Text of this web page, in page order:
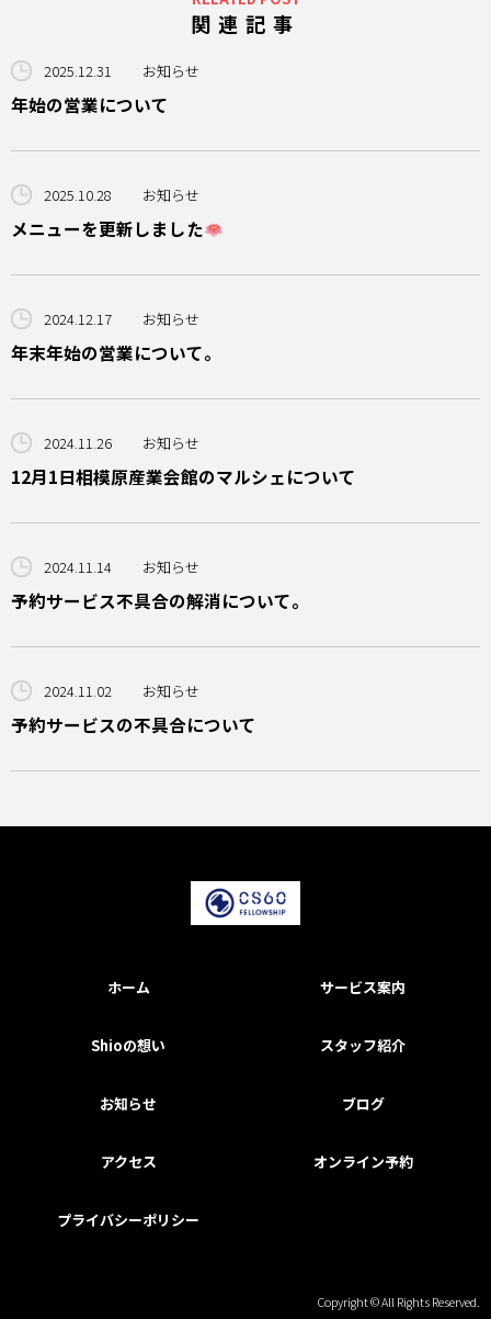
関連記事
2025.12.31 お知らせ
年始の営業について
2025.10.28 お知らせ
メニューを更新しました
2024.12.17 お知らせ
年末年始の営業について。
2024.11.26 お知らせ
12月1日相模原産業会館のマルシェについて
2024.11.14 お知らせ
予約サービス不具合の解消について。
2024.11.02 お知らせ
予約サービスの不具合について
ホーム サービス案内
Shioの想い スタッフ紹介
お知らせ ブログ
アクセス オンライン予約
プライバシーポリシー
Copyright © All Rights Reserved.